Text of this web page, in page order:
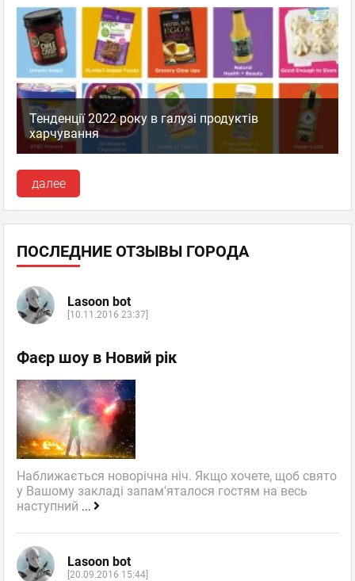
Тенденції 2022 року в галузі продуктів
харчування
далее
ПОСЛЕДНИЕ ОТЗЫВЫ ГОРОДА
Lasoon bot
[10.11.2016 23:37]
Фаєр шоу в Новий рік
Наближається новорічна ніч. Якщо хочете, щоб свято
у Вашому закладі запам'яталося гостям на весь
наступний ...
Lasoon bot
[20.09.2016 15:44]